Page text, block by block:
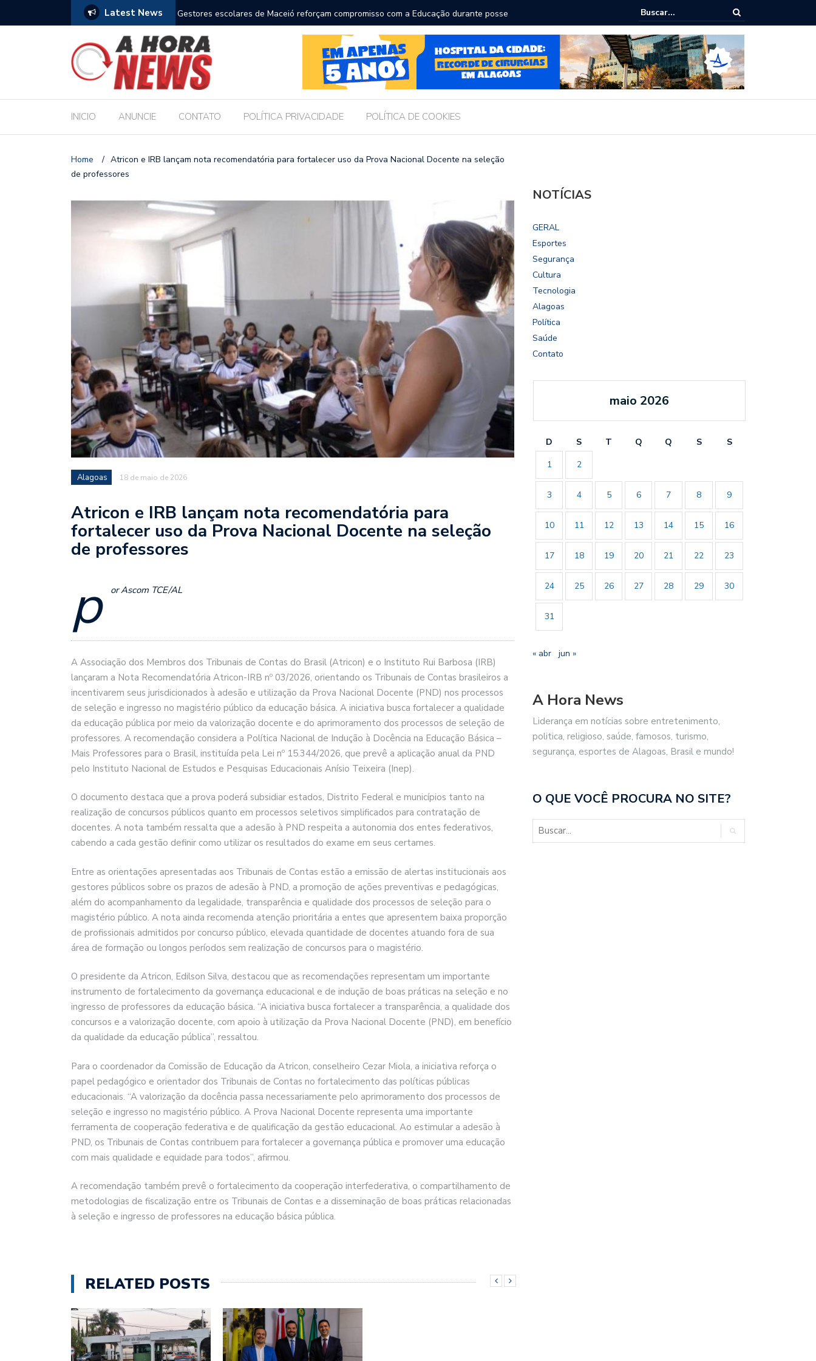
Latest News
com a Educação durante posse Bolsonaro pede ao STF para receber os filhos no Dia dos Pais
Câmara dialoga com UFAL e Faculdade de Coimbra sobre parcerias para
Legislativo
INICIO ANUNCIE CONTATO POLÍTICA PRIVACIDADE POLÍTICA DE COOKIES
Home / Atricon e IRB lançam nota recomendatória para fortalecer uso da Prova Nacional Docente na seleção
de professores
Alagoas 18 de maio de 2026
Atricon e IRB lançam nota recomendatória para
fortalecer uso da Prova Nacional Docente na seleção
de professores
p or Ascom TCE/AL
A Associação dos Membros dos Tribunais de Contas do Brasil (Atricon) e o Instituto Rui Barbosa (IRB)
lançaram a Nota Recomendatória Atricon-IRB nº 03/2026, orientando os Tribunais de Contas brasileiros a
incentivarem seus jurisdicionados à adesão e utilização da Prova Nacional Docente (PND) nos processos
de seleção e ingresso no magistério público da educação básica. A iniciativa busca fortalecer a qualidade
da educação pública por meio da valorização docente e do aprimoramento dos processos de seleção de
professores. A recomendação considera a Política Nacional de Indução à Docência na Educação Básica –
Mais Professores para o Brasil, instituída pela Lei nº 15.344/2026, que prevê a aplicação anual da PND
pelo Instituto Nacional de Estudos e Pesquisas Educacionais Anísio Teixeira (Inep).
O documento destaca que a prova poderá subsidiar estados, Distrito Federal e municípios tanto na
realização de concursos públicos quanto em processos seletivos simplificados para contratação de
docentes. A nota também ressalta que a adesão à PND respeita a autonomia dos entes federativos,
cabendo a cada gestão definir como utilizar os resultados do exame em seus certames.
Entre as orientações apresentadas aos Tribunais de Contas estão a emissão de alertas institucionais aos
gestores públicos sobre os prazos de adesão à PND, a promoção de ações preventivas e pedagógicas,
além do acompanhamento da legalidade, transparência e qualidade dos processos de seleção para o
magistério público. A nota ainda recomenda atenção prioritária a entes que apresentem baixa proporção
de profissionais admitidos por concurso público, elevada quantidade de docentes atuando fora de sua
área de formação ou longos períodos sem realização de concursos para o magistério.
O presidente da Atricon, Edilson Silva, destacou que as recomendações representam um importante
instrumento de fortalecimento da governança educacional e de indução de boas práticas na seleção e no
ingresso de professores da educação básica. “A iniciativa busca fortalecer a transparência, a qualidade dos
concursos e a valorização docente, com apoio à utilização da Prova Nacional Docente (PND), em benefício
da qualidade da educação pública”, ressaltou.
Para o coordenador da Comissão de Educação da Atricon, conselheiro Cezar Miola, a iniciativa reforça o
papel pedagógico e orientador dos Tribunais de Contas no fortalecimento das políticas públicas
educacionais. “A valorização da docência passa necessariamente pelo aprimoramento dos processos de
seleção e ingresso no magistério público. A Prova Nacional Docente representa uma importante
ferramenta de cooperação federativa e de qualificação da gestão educacional. Ao estimular a adesão à
PND, os Tribunais de Contas contribuem para fortalecer a governança pública e promover uma educação
com mais qualidade e equidade para todos”, afirmou.
A recomendação também prevê o fortalecimento da cooperação interfederativa, o compartilhamento de
metodologias de fiscalização entre os Tribunais de Contas e a disseminação de boas práticas relacionadas
à seleção e ingresso de professores na educação básica pública.
RELATED POSTS
NOTÍCIAS
GERAL
Esportes
Segurança
Cultura
Tecnologia
Alagoas
Política
Saúde
Contato
maio 2026
D S T Q Q S
S
1
2
3 4 5 6 7 8 9
10 11 12 13 14 15 16
17 18 19 20 21 22 23
24 25 26 27 28 29 30
31
« abr jun »
A Hora News
Liderança em notícias sobre entretenimento,
politica, religioso, saúde, famosos, turismo,
segurança, esportes de Alagoas, Brasil e mundo!
O QUE VOCÊ PROCURA NO SITE?